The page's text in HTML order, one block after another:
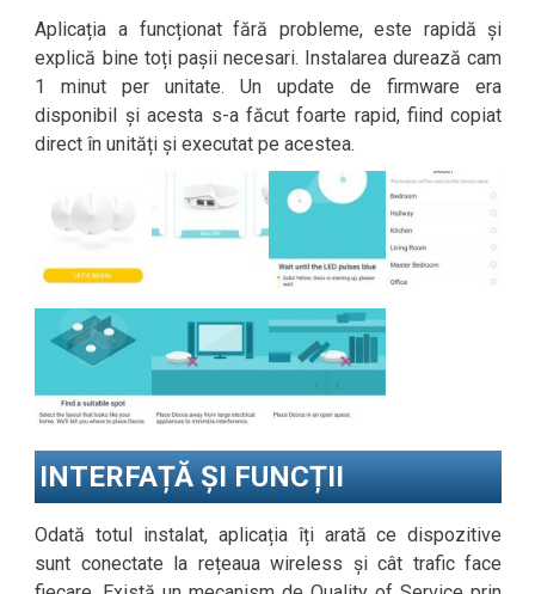
Aplicația a funcționat fără probleme, este rapidă și
explică bine toți pașii necesari. Instalarea durează cam
1 minut per unitate. Un update de firmware era
disponibil și acesta s-a făcut foarte rapid, fiind copiat
direct în unități și executat pe acestea.
INTERFAȚĂ ȘI FUNCȚII
Odată totul instalat, aplicația îți arată ce dispozitive
sunt conectate la rețeaua wireless și cât trafic face